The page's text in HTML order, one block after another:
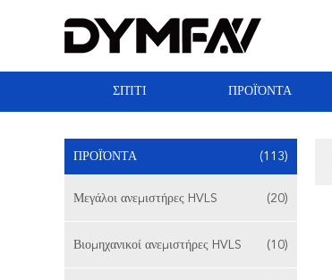
ΣΠΊΤΙ ΠΡΟΪΌΝΤΑ
ΠΡΟΪΌΝΤΑ (113)
Μεγάλοι ανεμιστήρες HVLS (20)
Βιομηχανικοί ανεμιστήρες HVLS (10)